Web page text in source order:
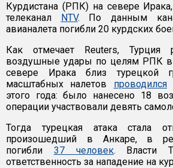
Курдистана (РПК) на севере
телеканал NTV. По данным
авианалета погибли 20 курдских
Как отмечает Reuters, Турция
воздушные удары по целям РПК в
севере Ирака близ турецкой
масштабных налетов проводился
этого года: было нанесено 18
операции участвовали девять
Тогда турецкая атака стала
произошедший в Анкаре, в
погибли 37 человек. Власти
ответственность за нападение на